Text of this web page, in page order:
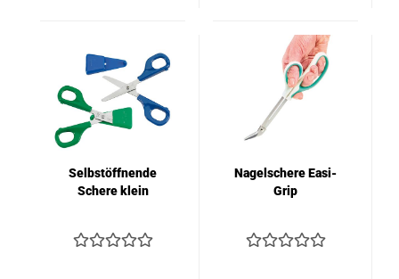
Selbstöffnende
Schere klein
Nagelschere Easi-
Grip